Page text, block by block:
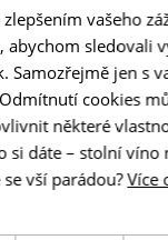
obci, kterou
ředitelka
Pelánová.
poutnické
mušlí –
poutě. Každá budka
i poutníci otisknout
brožuru s mapami a
do které budou
vašeho
abychom sledovali
Samozřejmě jen s
cookies
některé
si dáte – stolní víno
vší parádou? Více